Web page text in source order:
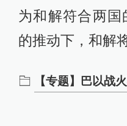
为和解符合两国
的推动下，和解
【专题】巴以战